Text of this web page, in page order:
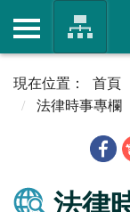
首頁
法律時事專欄
法律